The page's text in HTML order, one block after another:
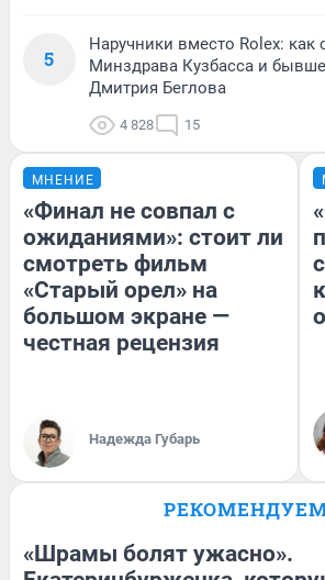
5
Наручники вместо Rolex: как
Минздрава Кузбасса и
Дмитрия Беглова
4 828 15
МНЕНИЕ
«Финал не совпал с
ожиданиями»: стоит ли
смотреть фильм
«Старый орел» на
большом экране —
честная рецензия
Надежда Губарь
«Шрамы болят ужасно».